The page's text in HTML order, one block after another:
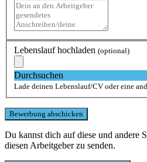
Lebenslauf hochladen (optional)
Durchsuchen
Lade deinen Lebenslauf/CV oder eine
Du kannst dich auf diese und andere
diesen Arbeitgeber zu senden.